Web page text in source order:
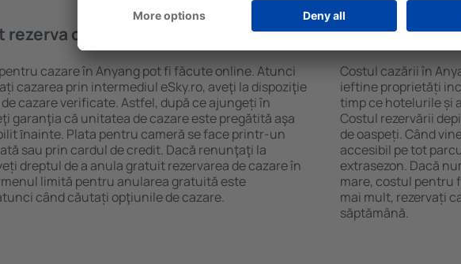
rezerva cazare în Anyang?
cazare în Anyang pot fi făcute online. Atunci
cazarea prin intermediul eSky.ro, aveţi la dispoziţie
cazare verificate. Astfel, după ce ajungeți în
garanţia că unitatea de cazare este pregătită aşa
ȋnainte. Plata pentru cameră se face printr-un
sau prin cardul de credit. Dacă renunţaţi la
dreptul de a anula gratuit rezervarea de cazare în
limită pentru anularea gratuită este
când căutați opţiunile de cazare.
Cât costă
Costul cazării în
ieftine proprietăți
timp ce hotelurile și
Costul rezervării
de oaspeți. Când
accesibil pe tot
extrasezon. Dacă
mare, costul pentru
mai mult, rezervați
săptămână.